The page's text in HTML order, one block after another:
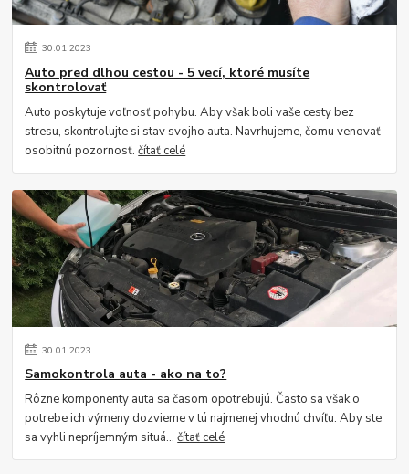
30.01.2023
Auto pred dlhou cestou - 5 vecí, ktoré musíte
skontrolovať
Auto poskytuje voľnosť pohybu. Aby však boli vaše cesty bez
stresu, skontrolujte si stav svojho auta. Navrhujeme, čomu venovať
osobitnú pozornosť.čítať celé
30.01.2023
Samokontrola auta - ako na to?
Rôzne komponenty auta sa časom opotrebujú. Často sa však o
potrebe ich výmeny dozvieme v tú najmenej vhodnú chvíľu. Aby ste
sa vyhli nepríjemným situá...čítať celé